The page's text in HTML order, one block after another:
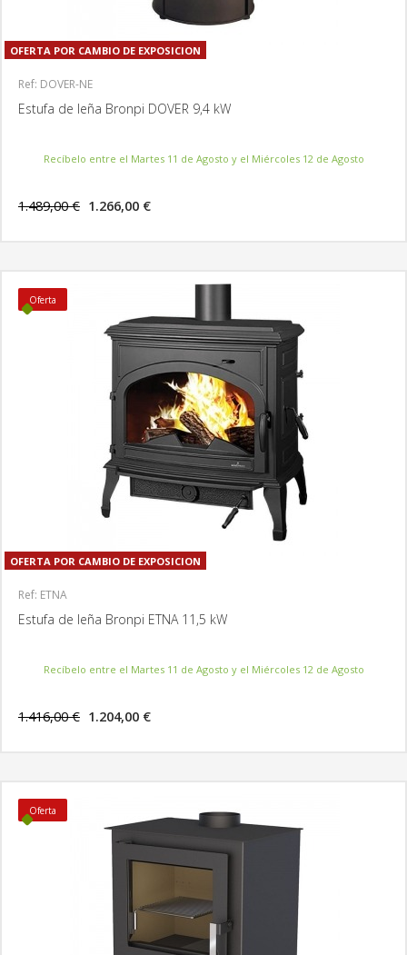
OFERTA POR CAMBIO DE EXPOSICION
Ref: DOVER-NE
Estufa de leña Bronpi DOVER 9,4 kW
Recíbelo entre el Martes 11 de Agosto y el Miércoles 12 de Agosto
1.489,00 € 1.266,00 €
Oferta
OFERTA POR CAMBIO DE EXPOSICION
Ref: ETNA
Estufa de leña Bronpi ETNA 11,5 kW
Recíbelo entre el Martes 11 de Agosto y el Miércoles 12 de Agosto
1.416,00 € 1.204,00 €
Oferta